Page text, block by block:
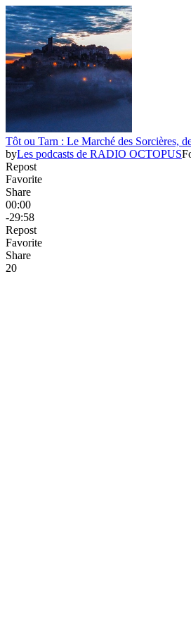
Tôt ou Tarn : Le Marché des Sorcières,
byLes podcasts de RADIO OCTOPUS
Repost
Favorite
Share
00:00
-29:58
Repost
Favorite
Share
20